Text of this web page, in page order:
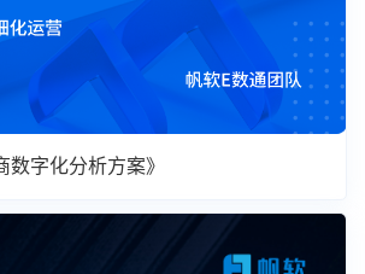
数字化分析方案》